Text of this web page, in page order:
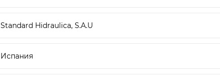
Standard Hidraulica, S.A.U
Испания